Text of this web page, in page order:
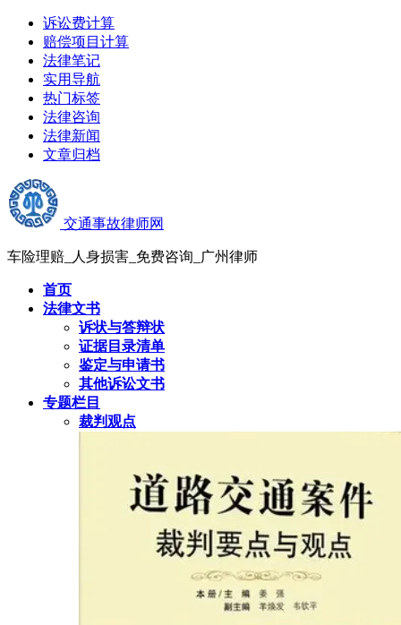
诉讼费计算
赔偿项目计算
法律笔记
实用导航
热门标签
法律咨询
法律新闻
文章归档
交通事故律师网
车险理赔_人身损害_免费咨询_广州律师
首页
法律文书
诉状与答辩状
证据目录清单
鉴定与申请书
其他诉讼文书
专题栏目
裁判观点